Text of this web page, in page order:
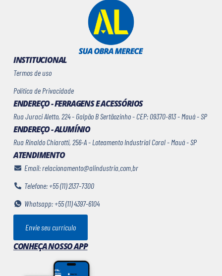
INSTITUCIONAL
Termos de uso
Política de Privacidade
ENDEREÇO - FERRAGENS E ACESSÓRIOS
Rua Juraci Aletto, 224 - Galpão B Sertãozinho - CEP: 09370-813 - Mauá - SP
ENDEREÇO - ALUMÍNIO
Rua Rinaldo Chiarotti, 256-A - Loteamento Industrial Coral - Mauá - SP
ATENDIMENTO
Email: relacionamento@alindustria.com.br
Telefone: +55 (11) 2137-7300
Whatsapp: +55 (11) 4397-6104
Envie seu currículo
CONHEÇA NOSSO APP